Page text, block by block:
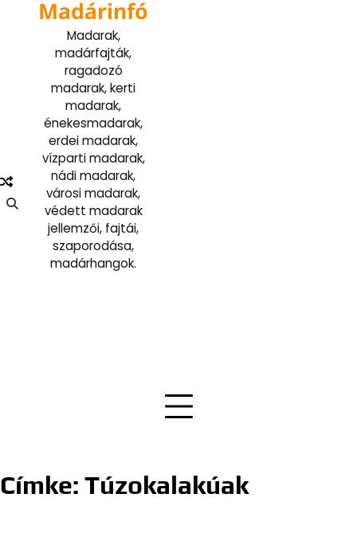
Madárinfó
Madarak,
madárfajták,
ragadozó
madarak, kerti
madarak,
énekesmadarak,
erdei madarak,
vízparti madarak,
nádi madarak,
városi madarak,
védett madarak
jellemzői, fajtái,
szaporodása,
madárhangok.
Címke: Túzokalakúak